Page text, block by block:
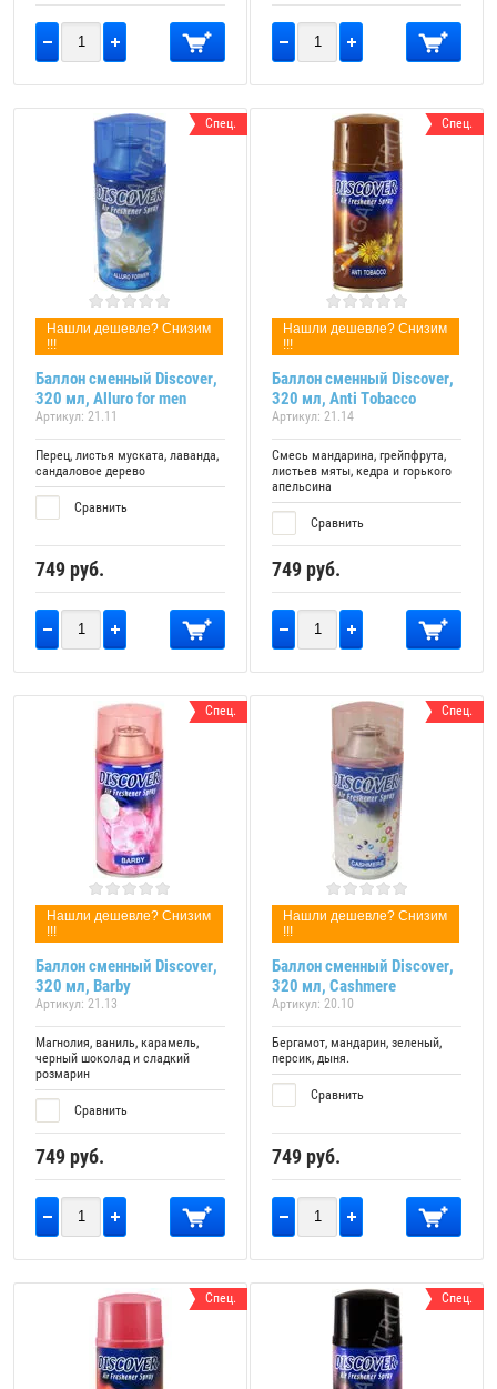
Спец.
Нашли дешевле? Снизим
!!!
Баллон сменный Discover,
320 мл, Alluro for men
Артикул: 21.11
Перец, листья муската, лаванда,
сандаловое дерево
Сравнить
749 руб.
Спец.
Нашли дешевле? Снизим
!!!
Баллон сменный Discover,
320 мл, Anti Tobacco
Артикул: 21.14
Смесь мандарина, грейпфрута,
листьев мяты, кедра и горького
апельсина
Сравнить
749 руб.
Спец.
Нашли дешевле? Снизим
!!!
Баллон сменный Discover,
320 мл, Barby
Артикул: 21.13
Магнолия, ваниль, карамель,
черный шоколад и сладкий
розмарин
Сравнить
749 руб.
Спец.
Нашли дешевле? Снизим
!!!
Баллон сменный Discover,
320 мл, Cashmere
Артикул: 20.10
Бергамот, мандарин, зеленый,
персик, дыня.
Сравнить
749 руб.
Спец. Спец.